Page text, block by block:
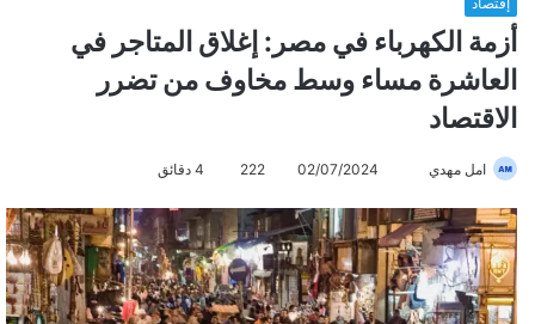
أزمة الكهرباء في مصر: إغلاق المتاجر في
العاشرة مساء وسط مخاوف من تضرر
الاقتصاد
امل مهدي
س
ل
ب
ر
02/07/2024
222